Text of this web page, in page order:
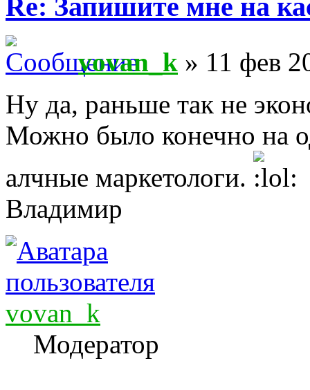
Re: Запишите мне на
vovan_k » 11 фев
Ну да, раньше так не
Можно было конечно на
алчные маркетологи.
Владимир
vovan_k
Модератор